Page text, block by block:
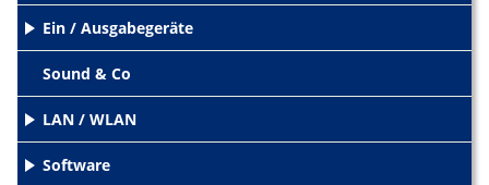
Ein / Ausgabegeräte
Sound & Co
LAN / WLAN
+Software